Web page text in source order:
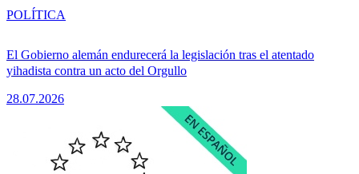
El Gobierno alemán endurecerá la legislación tras el atentado
yihadista contra un acto del Orgullo
28.07.2026
POLÍTICA